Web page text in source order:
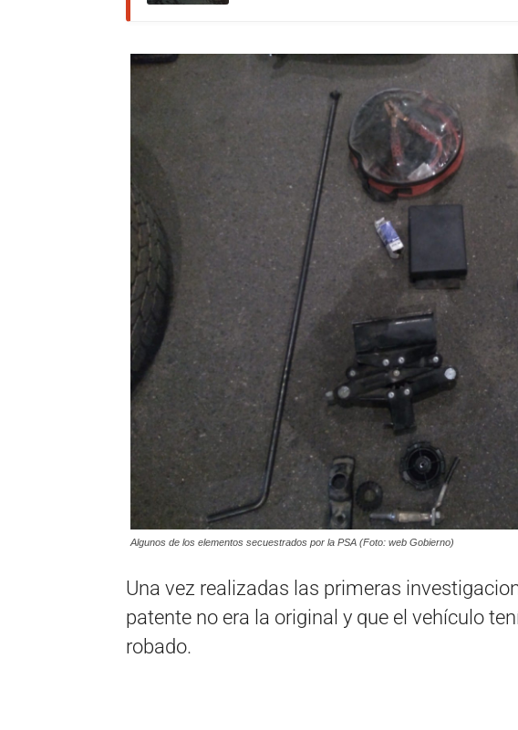
Algunos de los elementos secuestrados por la PSA (Foto: web Gobierno)
Una vez realizadas las primeras
patente no era la original y que el vehículo
robado.